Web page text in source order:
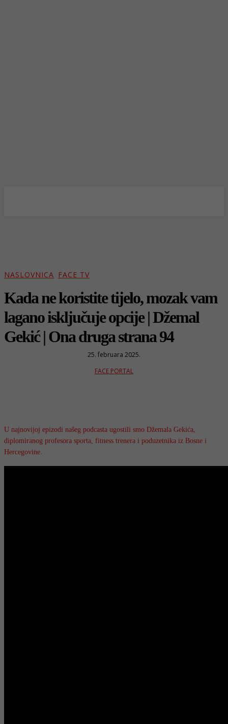
NASLOVNICA FACE TV
Kada ne koristite tijelo, mozak vam
lagano isključuje opcije | Džemal
Gekić | Ona druga strana 94
25. februara 2025.
FACE PORTAL
U najnovijoj epizodi našeg podcasta ugostili smo Džemala Gekića,
diplomiranog profesora sporta, fitness trenera i poduzetnika iz Bosne i
Hercegovine.